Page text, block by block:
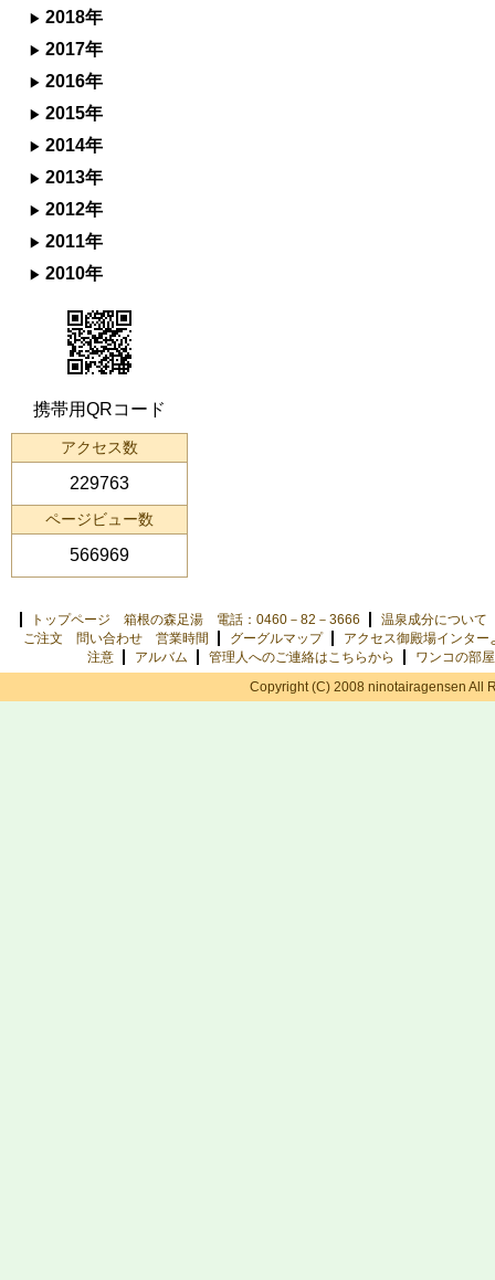
2018年
2017年
2016年
2015年
2014年
2013年
2012年
2011年
2010年
携帯用QRコード
アクセス数
229763
ページビュー数
566969
トップページ 箱根の森足湯 電話：0460－82－3666
温泉成分について
ご注文 問い合わせ 営業時間
グーグルマップ
アクセス御殿場インター
注意
アルバム 管理人へのご連絡はこちらから
ワンコの部屋
Copyright (C) 2008 ninotairagensen All